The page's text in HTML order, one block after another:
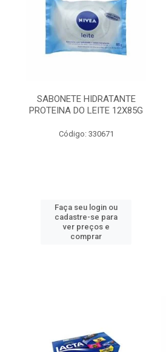
SABONETE HIDRATANTE
PROTEINA DO LEITE 12X85G
Código: 330671
Faça seu login ou
cadastre-se para
ver preços e
comprar